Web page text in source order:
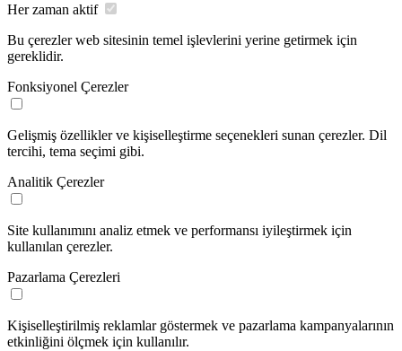
Her zaman aktif
Bu çerezler web sitesinin temel işlevlerini yerine getirmek için
gereklidir.
Fonksiyonel Çerezler
Gelişmiş özellikler ve kişiselleştirme seçenekleri sunan çerezler. Dil
tercihi, tema seçimi gibi.
Analitik Çerezler
Site kullanımını analiz etmek ve performansı iyileştirmek için
kullanılan çerezler.
Pazarlama Çerezleri
Kişiselleştirilmiş reklamlar göstermek ve pazarlama kampanyalarının
etkinliğini ölçmek için kullanılır.